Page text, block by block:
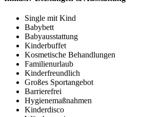
Single mit Kind
Babybett
Babyausstattung
Kinderbuffet
Kosmetische Behandlungen
Familienurlaub
Kinderfreundlich
Großes Sportangebot
Barrierefrei
Hygienemaßnahmen
Kinderdisco